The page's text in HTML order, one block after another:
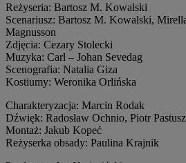
Reżyseria: Bartosz M. Kowalski
Scenariusz: Bartosz M. Kowalski,
Magnusson
Zdjęcia: Cezary Stolecki
Muzyka: Carl – Johan Sevedag
Scenografia: Natalia Giza
Kostiumy: Weronika Orlińska
Charakteryzacja: Marcin Rodak
Dźwięk: Radosław Ochnio, Piotr
Montaż: Jakub Kopeć
Reżyserka obsady: Paulina Krajnik